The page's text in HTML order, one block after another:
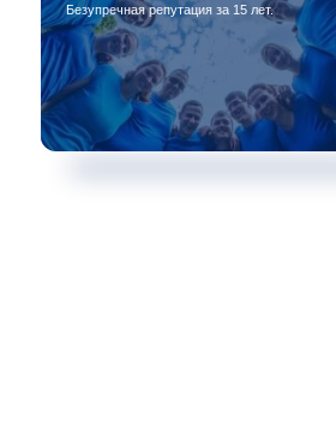
Безупречная репутация за 15 лет.